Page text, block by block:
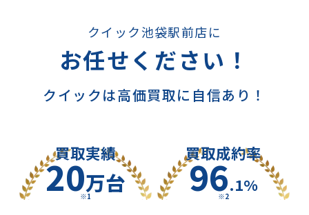
クイック池袋駅前店に
お任せください！
クイックは高価買取に自信あり！
買取実績
20万台
※1
買取成約率
96.1%
※2